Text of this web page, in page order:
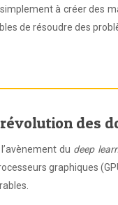
à créer des
de résoudre des
des
du deep
graphiques